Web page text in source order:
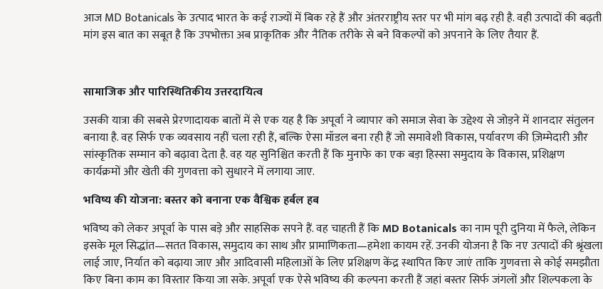
आज MD Botanicals के उत्पाद भारत के कई राज्यों में बिक रहे हैं और अंतरराष्ट्रीय स्तर पर भी मांग बढ़ रही है. वही उत्पादों की बढ़ती
मांग इस बात का सबूत है कि उपभोक्ता अब प्राकृतिक और नैतिक तरीके से बने विकल्पों को अपनाने के लिए तैयार हैं.
सामाजिक और पारिस्थितिकीय उत्तरदायित्व
उसकी यात्रा की सबसे प्रेरणादायक बातों में से एक यह है कि अपूर्वा ने व्यापार को समाज सेवा के उद्देश्य से जोड़ने में शानदार संतुलन
बनाया है. वह सिर्फ एक व्यवसाय नहीं चला रही हैं, बल्कि ऐसा मॉडल बना रही हैं जो समावेशी विकास, पर्यावरण की ज़िम्मेदारी और
सांस्कृतिक सम्मान को बढ़ावा देता है. वह यह सुनिश्चित करती हैं कि मुनाफे का एक बड़ा हिस्सा समुदाय के विकास, प्रशिक्षण
कार्यक्रमों और खेती की गुणवत्ता को सुधारने में लगाया जाए.
भविष्य की योजना: बस्तर को बनाना एक वैश्विक हर्बल हब
भविष्य को लेकर अपूर्वा के पास बड़े और साहसिक सपने हैं. वह चाहती हैं किMD Botanicalsका नाम पूरी दुनिया में फैले, लेकिन
इसके मूल सिद्धांत—सतत विकास, समुदाय का साथ और प्रामाणिकता—हमेशा कायम रहें. उनकी योजना है कि नए उत्पादों की श्रृंखला
लाई जाए, निर्यात को बढ़ाया जाए और आदिवासी महिलाओं के लिए प्रशिक्षण केंद्र स्थापित किए जाएं ताकि गुणवत्ता से कोई समझौता
किए बिना काम का विस्तार किया जा सके. अपूर्वा एक ऐसे भविष्य की कल्पना करती हैं जहां बस्तर सिर्फ जंगलों और शिल्पकला के